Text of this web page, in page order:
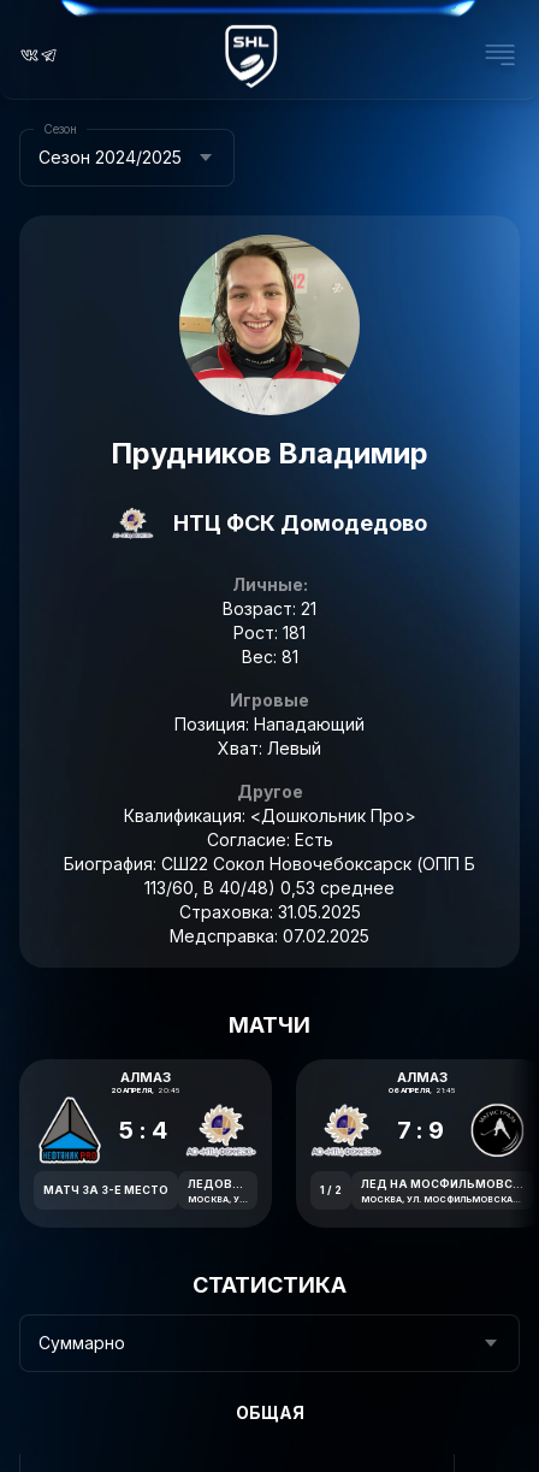
Сезон 2024/2025
Сезон
Прудников Владимир
НТЦ ФСК Домодедово
Личные:
Возраст: 21
Рост: 181
Вес: 81
Игровые
Позиция: Нападающий
Хват: Левый
Другое
Квалификация: <Дошкольник Про>
Согласие: Есть
Биография: СШ22 Сокол Новочебоксарск (ОПП Б
113/60, В 40/48) 0,53 среднее
Страховка: 31.05.2025
Медсправка: 07.02.2025
МАТЧИ
АЛМАЗ
20 АПРЕЛЯ, 20:45
5:4
МАТЧ ЗА 3-Е МЕСТО
АЛМАЗ
06 АПРЕЛЯ, 21:45
7:9
1 / 2
СТАТИСТИКА
Суммарно
ОБЩАЯ